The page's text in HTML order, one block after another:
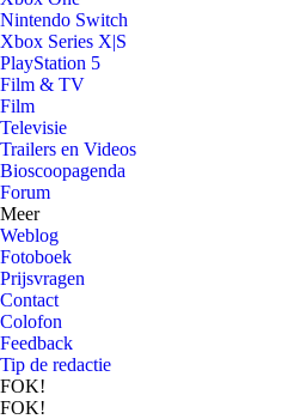
Nintendo Switch
Xbox Series X|S
PlayStation 5
Film & TV
Film
Televisie
Trailers en Videos
Bioscoopagenda
Forum
Meer
Weblog
Fotoboek
Prijsvragen
Contact
Colofon
Feedback
Tip de redactie
FOK!
FOK!